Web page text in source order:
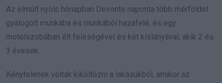
Az elmúlt nyolc hónapban Devonte naponta több mérföldet
gyalogolt munkába és munkából hazafelé, és egy
motelszobában élt feleségével és két kislányával, akik 2 és
3 évesek.
Kénytelenek voltak kiköltözni a lakásukból, amikor az